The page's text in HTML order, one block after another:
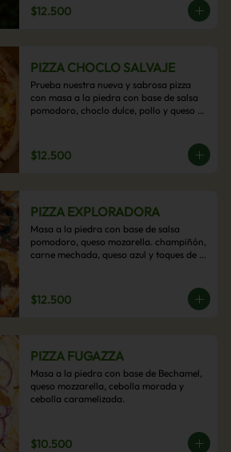
$12.500
PIZZA CHOCLO SALVAJE
Prueba nuestra nueva y sabrosa pizza
con masa a la piedra con base de salsa
pomodoro, choclo dulce, pollo y queso
$12.500
PIZZA EXPLORADORA
Masa a la piedra con base de salsa
pomodoro, queso mozarella. champiñón,
carne mechada, queso azul y toques de
$12.500
PIZZA FUGAZZA
Masa a la piedra con base de Bechamel,
queso mozzarella, cebolla morada y
cebolla caramelizada.
$10.500